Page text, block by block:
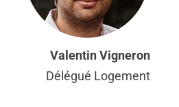
Valentin Vigneron
Délégué Logement